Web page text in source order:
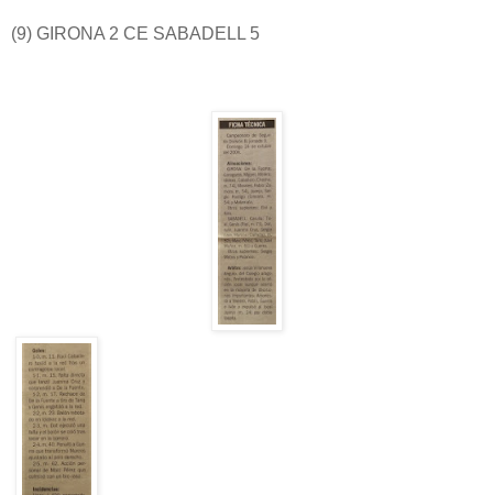
(9) GIRONA 2 CE SABADELL 5